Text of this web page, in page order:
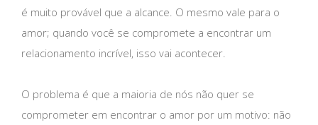
é muito provável que a alcance. O mesmo vale para o
amor; quando você se compromete a encontrar um
relacionamento incrível, isso vai acontecer.
O problema é que a maioria de nós não quer se
comprometer em encontrar o amor por um motivo: não